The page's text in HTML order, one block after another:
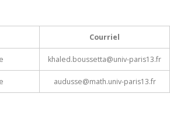
Courriel
khaled.boussetta@univ-paris13.fr
audusse@math.univ-paris13.fr